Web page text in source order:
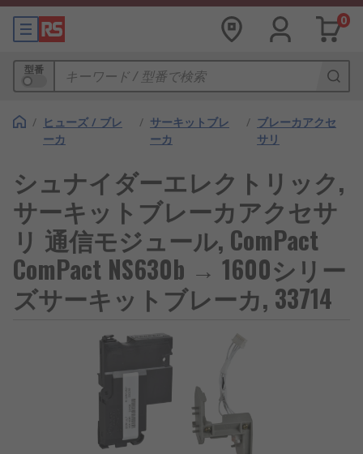
0
型番
/ ヒューズ / ブレ
ーカ
/ サーキットブレ
ーカ
/ ブレーカアクセ
サリ
シュナイダーエレクトリック,
サーキットブレーカアクセサ
リ 通信モジュール, ComPact
ComPact NS630b → 1600シリー
ズサーキットブレーカ, 33714